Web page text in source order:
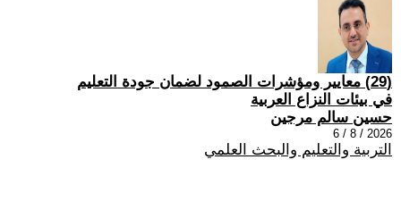
(29) معايير ومؤشرات الصمود لضمان جودة التعليم
في بيئات النزاع العربية
حسين سالم مرجين
2026 / 8 / 6
التربية والتعليم والبحث العلمي